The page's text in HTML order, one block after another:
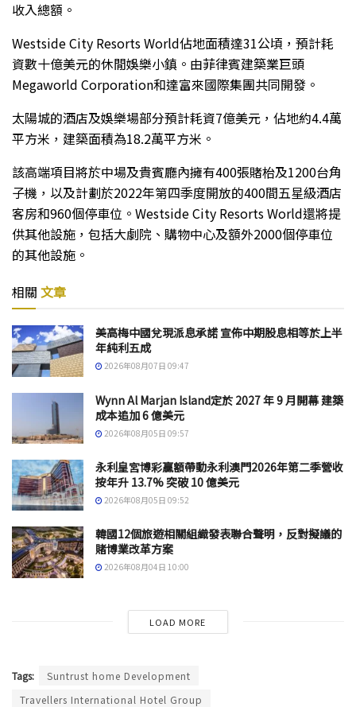
收入總額。
Westside City Resorts World佔地面積達31公頃，預計耗
資數十億美元的休閒娛樂小鎮。由菲律賓建築業巨頭
Megaworld Corporation和達富來國際集團共同開發。
太陽城的酒店及娛樂場部分預計耗資7億美元，佔地約4.4萬
平方米，建築面積為18.2萬平方米。
該高端項目將於中場及貴賓廳內擁有400張賭枱及1200台角
子機，以及計劃於2022年第四季度開放的400間五星級酒店
客房和960個停車位。Westside City Resorts World還將提
供其他設施，包括大劇院、購物中心及額外2000個停車位
的其他設施。
相關 文章
美高梅中國兌現派息承諾 宣佈中期股息相等於上半
年純利五成
2026年08月07日 09:47
Wynn Al Marjan Island定於 2027 年 9 月開幕 建築
成本追加 6 億美元
2026年08月05日 09:57
永利皇宮博彩贏額帶動永利澳門2026年第二季營收
按年升 13.7% 突破 10 億美元
2026年08月05日 09:52
韓國12個旅遊相關組織發表聯合聲明，反對擬議的
賭博業改革方案
2026年08月04日 10:00
LOAD MORE
Tags:
Suntrust home Development
Travellers International Hotel Group